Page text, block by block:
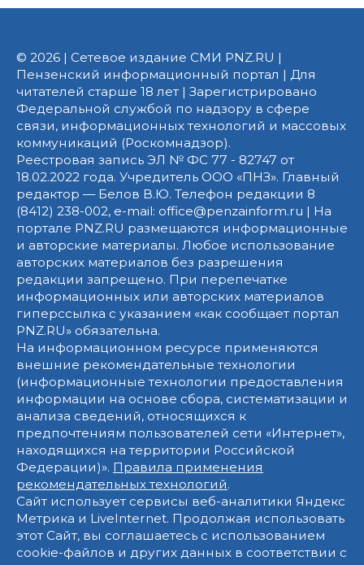
© 2026 | Сетевое издание СМИ PNZ.RU |
Пензенский информационный портал | Для
читателей старше 18 лет | Зарегистрировано
Федеральной службой по надзору в сфере
связи, информационных технологий и массовых
коммуникаций (Роскомнадзор).
Реестровая запись ЭЛ № ФС 77 - 82747 от
18.02.2022 года. Учредитель ООО «ПНЗ». Главный
редактор — Белов В.Ю. Телефон редакции 8
(8412) 238-002, e-mail: office@penzainform.ru | На
портале PNZ.RU размещаются информационные
и авторские материалы. Любое использование
авторских материалов без разрешения
редакции запрещено. При перепечатке
информационных или авторских материалов
гиперссылка с указанием «как сообщает портал
PNZ.RU» обязательна.
На информационном ресурсе применяются
внешние рекомендательные технологии
(информационные технологии предоставления
информации на основе сбора, систематизации и
анализа сведений, относящихся к
предпочтениям пользователей сети «Интернет»,
находящихся на территории Российской
Федерации)». Правила применения
рекомендательных технологий.
Сайт использует сервисы веб-аналитики Яндекс
Метрика и LiveInternet. Продолжая использовать
этот Сайт, вы соглашаетесь с использованием
cookie-файлов и других данных в соответствии с